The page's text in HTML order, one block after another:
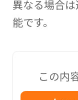
異なる場合
能です。
この内